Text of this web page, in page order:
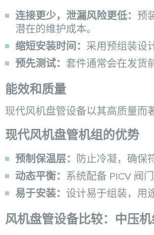
连接更少，泄漏风险更低： 预
潜在的维护成本。
缩短安装时间： 采用预组装设
预先测试： 套件通常会在发货
能效和质量
现代风机盘管设备以其高质量而
现代风机盘管机组的优势
预制保温层：
防止冷凝，确保
动态平衡： 系统配备 PICV 阀
易于安装： 设计易于组装，用
风机盘管设备比较：中压